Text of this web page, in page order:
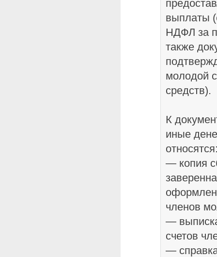
выплаты
НДФЛ за
также
молодой
средств).
К
иные
— копия
членов
—
счетов
—